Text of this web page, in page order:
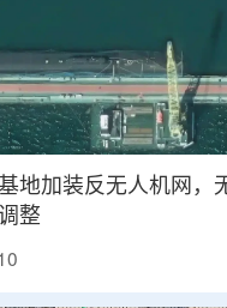
地加装反无人机网，
整